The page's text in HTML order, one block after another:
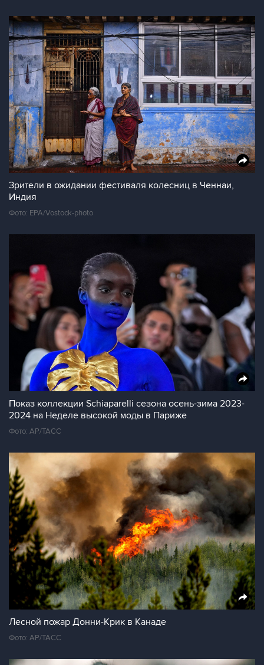
Зрители в ожидании фестиваля колесниц в Ченнаи,
Индия
Фото: EPA/Vostock-photo
Показ коллекции Schiaparelli сезона осень-зима 2023-
2024 на Неделе высокой моды в Париже
Фото: AP/ТАСС
Лесной пожар Донни-Крик в Канаде
Фото: AP/ТАСС